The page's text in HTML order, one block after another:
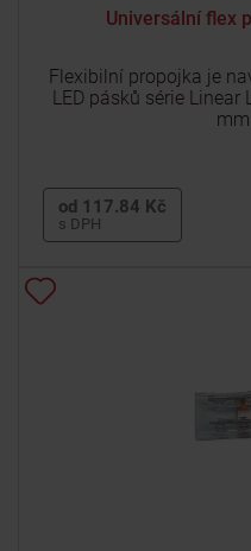
Universální flex
Flexibilní propojka je
LED pásků série
od 117.84 Kč
s DPH